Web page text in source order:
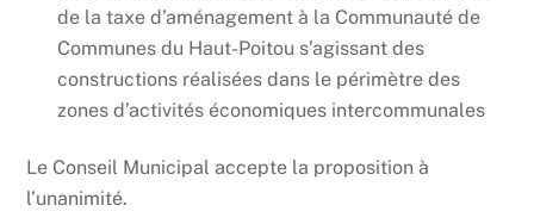
de la taxe d’aménagement à la Communauté de
Communes du Haut-Poitou s’agissant des
constructions réalisées dans le périmètre des
zones d’activités économiques intercommunales
Le Conseil Municipal accepte la proposition à
l’unanimité.